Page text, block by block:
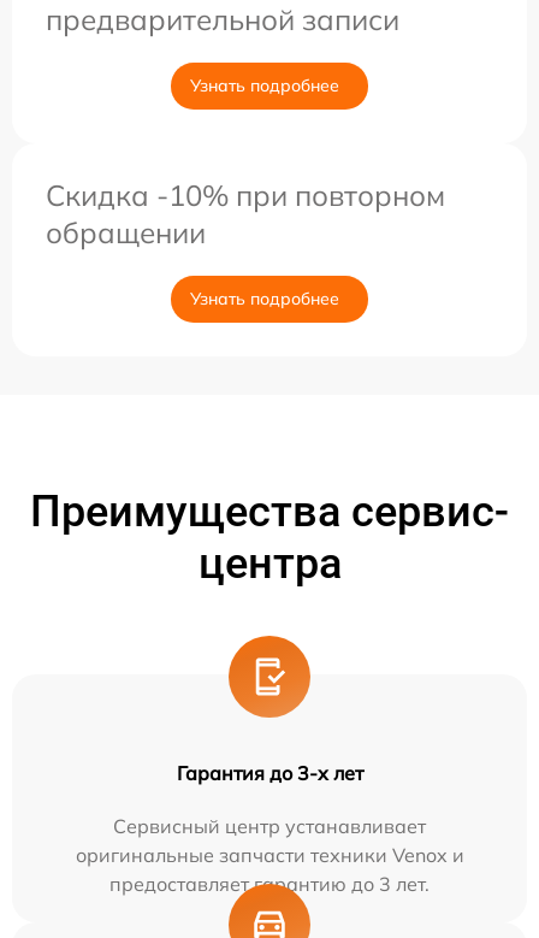
предварительной записи
Узнать подробнее
Скидка -10% при повторном
обращении
Узнать подробнее
Преимущества сервис-
центра
Гарантия до 3-х лет
Сервисный центр устанавливает
оригинальные запчасти техники Venox и
предоставляет гарантию до 3 лет.